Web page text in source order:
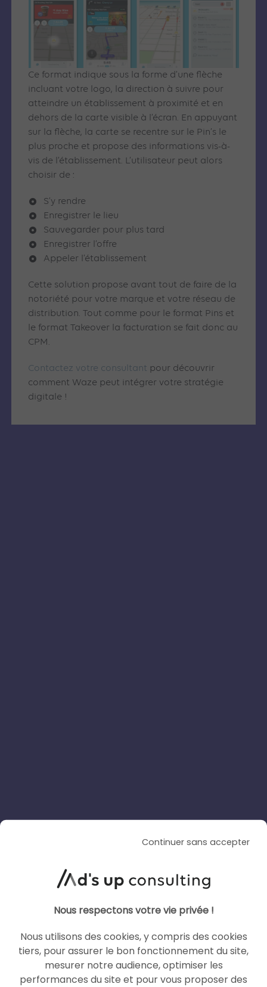
Ce format indique sous la forme d’une flèche
incluant votre logo, la direction à suivre pour
atteindre un établissement à proximité et en
dehors de la carte visible à l’écran. En appuyant
sur la flèche, la carte se recentre sur le Pin’s le
plus proche et propose des informations vis-à-
vis de l’établissement. L’utilisateur peut alors
choisir de :
S’y rendre
Enregistrer le lieu
Sauvegarder pour plus tard
Enregistrer l’offre
Appeler l’établissement
Cette solution propose avant tout de faire de la
notoriété pour votre marque et votre réseau de
distribution. Tout comme pour le format Pins et
le format Takeover la facturation se fait donc au
CPM.
Contactez votre consultant pour découvrir
comment Waze peut intégrer votre stratégie
digitale !
ARTICLE DE BLOG
Continuer sans accepter
Nous respectons votre vie privée !
Nous utilisons des cookies, y compris des cookies
tiers, pour assurer le bon fonctionnement du site,
mesurer notre audience, optimiser les
performances du site et pour vous proposer des